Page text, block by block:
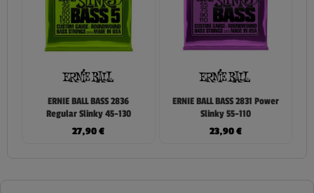
ERNIE BALL BASS 2836
Regular Slinky 45-130
27,90€
ERNIE BALL BASS 2831 Power
Slinky 55-110
23,90€